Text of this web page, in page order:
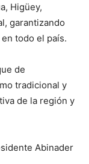
Higüey,
garantizando
todo el país.
de
tradicional y
de la región y
Abinader